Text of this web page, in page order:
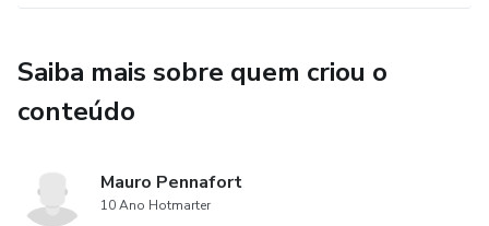
Saiba mais sobre quem criou o
conteúdo
Mauro Pennafort
10 Ano Hotmarter